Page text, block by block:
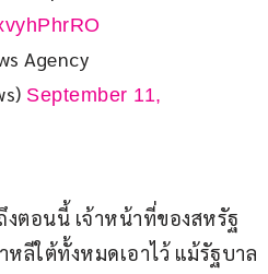
Agency
September 11,
งตอนนี้ เจ้าหน้าที่ของสหรัฐ
หลีใต้ทั้งหมดเอาไว้ แม้รัฐบาล